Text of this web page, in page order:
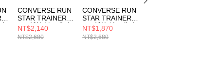
CONVERSE RUN
STAR TRAINER
OX 低筒 流星復古
運動鞋 休閒鞋 男
鞋 女鞋 咖啡/白
NT$2,140
NT$2,680
CONVERSE RUN
STAR TRAINER
OX 低筒 流星復古
運動鞋 休閒鞋 男
鞋 女鞋 玫瑰粉/白
NT$1,870
NT$2,680